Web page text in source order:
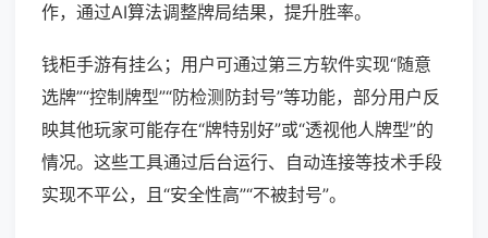
作，通过AI算法调整牌局结果，提升胜率。
钱柜手游有挂么；用户可通过第三方软件实现“随意
选牌”“控制牌型”“防检测防封号”等功能，部分用户反
映其他玩家可能存在“牌特别好”或“透视他人牌型”的
情况。这些工具通过后台运行、自动连接等技术手段
实现不平公，且“安全性高”“不被封号”。